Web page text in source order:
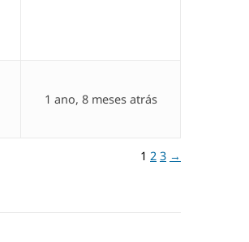
1 ano, 8 meses atrás
1 2 3 →